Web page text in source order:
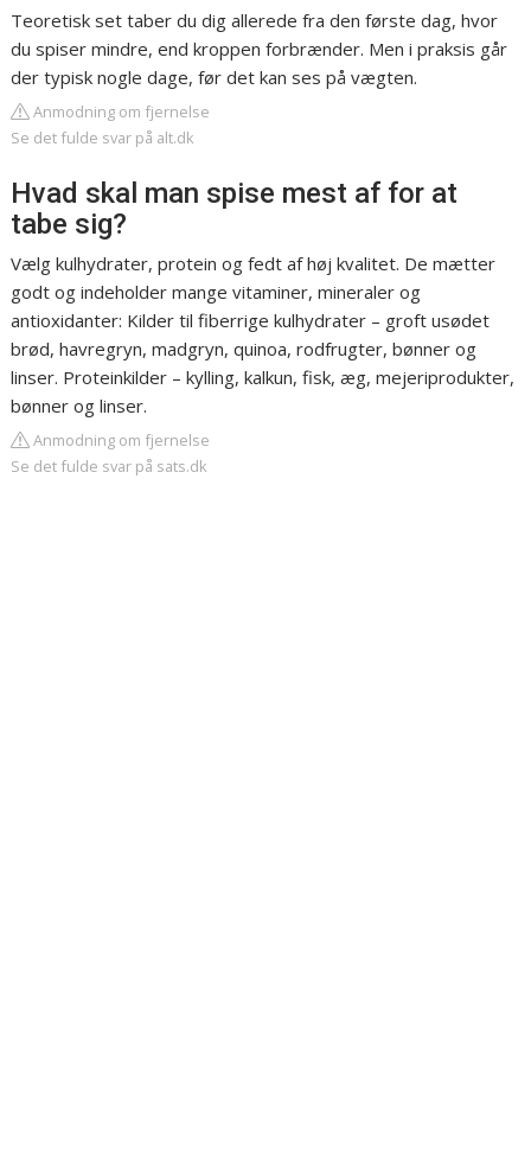
Teoretisk set taber du dig allerede fra den første dag, hvor
du spiser mindre, end kroppen forbrænder. Men i praksis går
der typisk nogle dage, før det kan ses på vægten.
Anmodning om fjernelse
Se det fulde svar på alt.dk
Hvad skal man spise mest af for at
tabe sig?
Vælg kulhydrater, protein og fedt af høj kvalitet. De mætter
godt og indeholder mange vitaminer, mineraler og
antioxidanter: Kilder til fiberrige kulhydrater – groft usødet
brød, havregryn, madgryn, quinoa, rodfrugter, bønner og
linser. Proteinkilder – kylling, kalkun, fisk, æg, mejeriprodukter,
bønner og linser.
Anmodning om fjernelse
Se det fulde svar på sats.dk